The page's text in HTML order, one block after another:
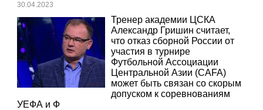
30.04.2023
Тренер академии ЦСКА
Александр Гришин считает,
что отказ сборной России от
участия в турнире
Футбольной Ассоциации
Центральной Азии (CAFA)
может быть связан со скорым
допуском к соревнованиям
УЕФА и Ф